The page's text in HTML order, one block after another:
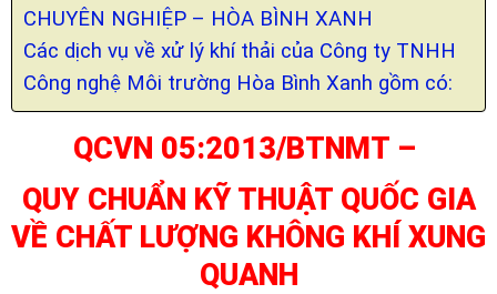
CHUYÊN NGHIỆP – HÒA BÌNH XANH
Các dịch vụ về xử lý khí thải của Công ty TNHH
Công nghệ Môi trường Hòa Bình Xanh gồm có:
QCVN 05:2013/BTNMT –
QUY CHUẨN KỸ THUẬT QUỐC GIA
VỀ CHẤT LƯỢNG KHÔNG KHÍ XUNG
QUANH